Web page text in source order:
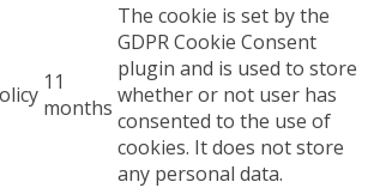
11
months
The cookie is set by the
GDPR Cookie Consent
plugin and is used to store
whether or not user has
consented to the use of
cookies. It does not store
any personal data.